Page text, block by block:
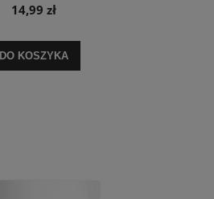
14,99 zł
DO KOSZYKA